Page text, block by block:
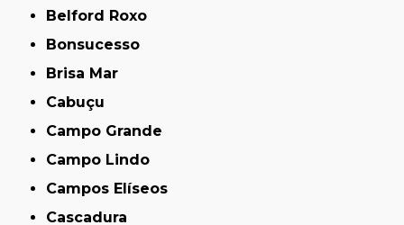
Belford Roxo
Bonsucesso
Brisa Mar
Cabuçu
Campo Grande
Campo Lindo
Campos Elíseos
Cascadura